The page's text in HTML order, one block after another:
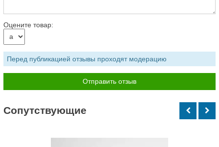
Оцените товар:
Перед публикацией отзывы проходят модерацию
Cопутствующие